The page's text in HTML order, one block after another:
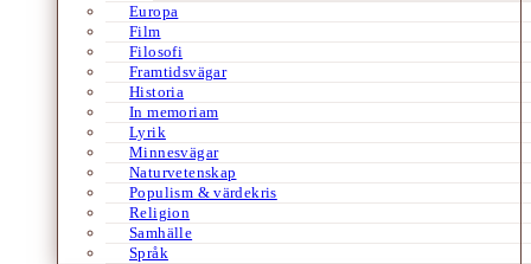
Europa
Film
Filosofi
Framtidsvägar
Historia
In memoriam
Lyrik
Minnesvägar
Naturvetenskap
Populism & värdekris
Religion
Samhälle
Språk